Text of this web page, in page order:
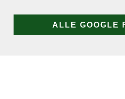
Omdat een
definitieve reparatie
ALLE GOOGLE